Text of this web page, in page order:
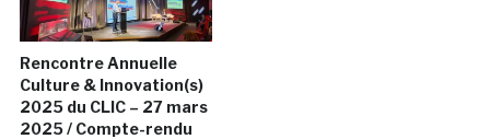
Rencontre Annuelle
Culture & Innovation(s)
2025 du CLIC – 27 mars
2025 / Compte-rendu